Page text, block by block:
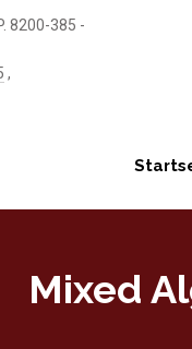
8200-385 -
,
Mixed